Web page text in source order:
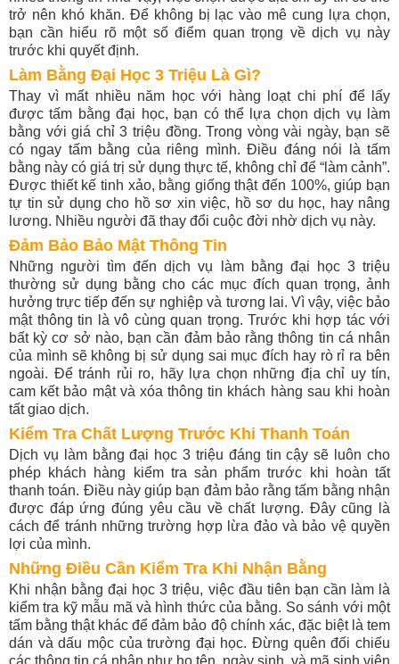
trở nên khó khăn. Để không bị lạc vào mê cung lựa chọn,
bạn cần hiểu rõ một số điểm quan trọng về dịch vụ này
trước khi quyết định.
Làm Bằng Đại Học 3 Triệu Là Gì?
Thay vì mất nhiều năm học với hàng loạt chi phí để lấy
được tấm bằng đại học, bạn có thể lựa chọn dịch vụ làm
bằng với giá chỉ 3 triệu đồng. Trong vòng vài ngày, bạn sẽ
có ngay tấm bằng của riêng mình. Điều đáng nói là tấm
bằng này có giá trị sử dụng thực tế, không chỉ để “làm cảnh”.
Được thiết kế tinh xảo, bằng giống thật đến 100%, giúp bạn
tự tin sử dụng cho hồ sơ xin việc, hồ sơ du học, hay nâng
lương. Nhiều người đã thay đổi cuộc đời nhờ dịch vụ này.
Đảm Bảo Bảo Mật Thông Tin
Những người tìm đến dịch vụ làm bằng đại học 3 triệu
thường sử dụng bằng cho các mục đích quan trọng, ảnh
hưởng trực tiếp đến sự nghiệp và tương lai. Vì vậy, việc bảo
mật thông tin là vô cùng quan trọng. Trước khi hợp tác với
bất kỳ cơ sở nào, bạn cần đảm bảo rằng thông tin cá nhân
của mình sẽ không bị sử dụng sai mục đích hay rò rỉ ra bên
ngoài. Để tránh rủi ro, hãy lựa chọn những địa chỉ uy tín,
cam kết bảo mật và xóa thông tin khách hàng sau khi hoàn
tất giao dịch.
Kiểm Tra Chất Lượng Trước Khi Thanh Toán
Dịch vụ làm bằng đại học 3 triệu đáng tin cậy sẽ luôn cho
phép khách hàng kiểm tra sản phẩm trước khi hoàn tất
thanh toán. Điều này giúp bạn đảm bảo rằng tấm bằng nhận
được đáp ứng đúng yêu cầu về chất lượng. Đây cũng là
cách để tránh những trường hợp lừa đảo và bảo vệ quyền
lợi của mình.
Những Điều Cần Kiểm Tra Khi Nhận Bằng
Khi nhận bằng đại học 3 triệu, việc đầu tiên bạn cần làm là
kiểm tra kỹ mẫu mã và hình thức của bằng. So sánh với một
tấm bằng thật khác để đảm bảo độ chính xác, đặc biệt là tem
dán và dấu mộc của trường đại học. Đừng quên đối chiếu
các thông tin cá nhân như họ tên, ngày sinh, và mã sinh viên